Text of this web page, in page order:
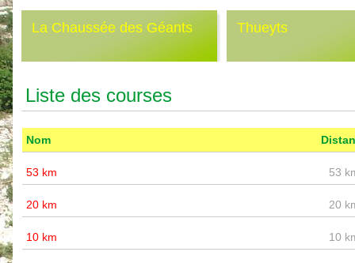
La Chaussée des Géants Thueyts
Liste des courses
Nom
53 km 53
20 km 20
10 km 10